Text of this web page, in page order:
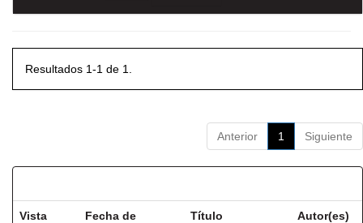
Resultados 1-1 de 1.
Anterior 1 Siguiente
Vista
Fecha de
Título Autor(es)